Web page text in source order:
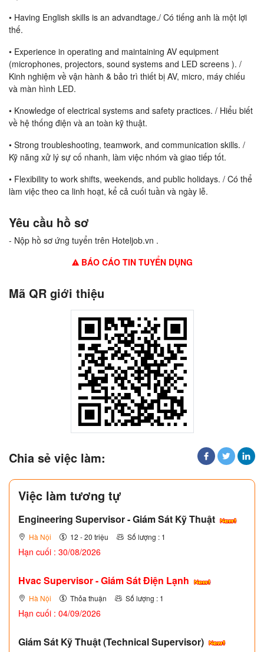
• Having English skills is an advandtage./ Có tiếng anh là một lợi
thế.
• Experience in operating and maintaining AV equipment
(microphones, projectors, sound systems and LED screens ). /
Kinh nghiệm về vận hành & bảo trì thiết bị AV, micro, máy chiếu
và màn hình LED.
• Knowledge of electrical systems and safety practices. / Hiểu biết
về hệ thống điện và an toàn kỹ thuật.
• Strong troubleshooting, teamwork, and communication skills. /
Kỹ năng xử lý sự cố nhanh, làm việc nhóm và giao tiếp tốt.
• Flexibility to work shifts, weekends, and public holidays. / Có thể
làm việc theo ca linh hoạt, kể cả cuối tuần và ngày lễ.
Yêu cầu hồ sơ
- Nộp hồ sơ ứng tuyển trên Hoteljob.vn .
BÁO CÁO TIN TUYỂN DỤNG
Mã QR giới thiệu
Chia sẻ việc làm:
Việc làm tương tự
Engineering Supervisor - Giám Sát Kỹ Thuật
Hà Nội 12 - 20 triệu Số lượng : 1
Hạn cuối : 30/08/2026
Hvac Supervisor - Giám Sát Điện Lạnh
Hà Nội Thỏa thuận Số lượng : 1
Hạn cuối : 04/09/2026
Giám Sát Kỹ Thuật (Technical Supervisor)